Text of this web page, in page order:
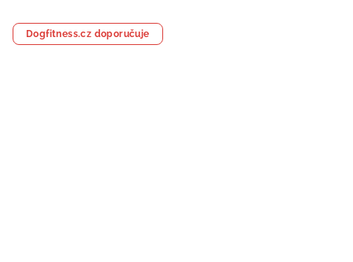
Dogfitness.cz doporučuje